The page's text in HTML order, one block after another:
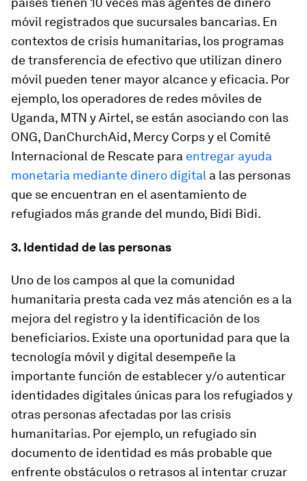
móvil registrados que sucursales bancarias. En
contextos de crisis humanitarias, los programas
de transferencia de efectivo que utilizan dinero
móvil pueden tener mayor alcance y eficacia. Por
ejemplo, los operadores de redes móviles de
Uganda, MTN y Airtel, se están asociando con las
ONG, DanChurchAid, Mercy Corps y el Comité
Internacional de Rescate para entregar ayuda
monetaria mediante dinero digital a las personas
que se encuentran en el asentamiento de
refugiados más grande del mundo, Bidi Bidi.
3. Identidad de las personas
Uno de los campos al que la comunidad
humanitaria presta cada vez más atención es a la
mejora del registro y la identificación de los
beneficiarios. Existe una oportunidad para que la
tecnología móvil y digital desempeñe la
importante función de establecer y/o autenticar
identidades digitales únicas para los refugiados y
otras personas afectadas por las crisis
humanitarias. Por ejemplo, un refugiado sin
documento de identidad es más probable que
enfrente obstáculos o retrasos al intentar cruzar